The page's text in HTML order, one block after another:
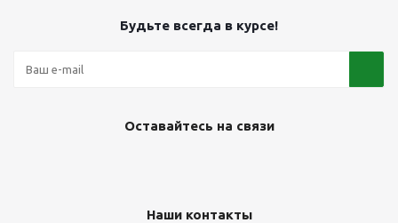
Будьте всегда в курсе!
Оставайтесь на связи
Наши контакты